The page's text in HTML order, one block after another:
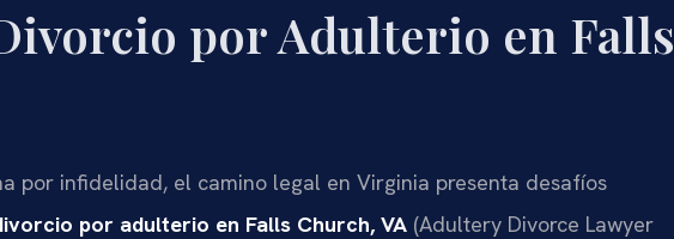
por Adulterio en Falls
por infidelidad, el camino legal en Virginia presenta desafíos
por adulterio en Falls Church, VA (Adultery Divorce Lawyer